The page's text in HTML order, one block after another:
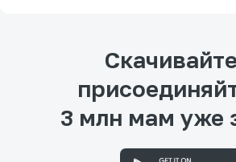
3 млн мам уже